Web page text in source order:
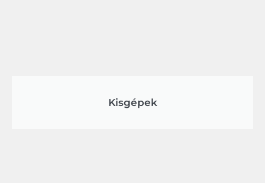
Kisgépek